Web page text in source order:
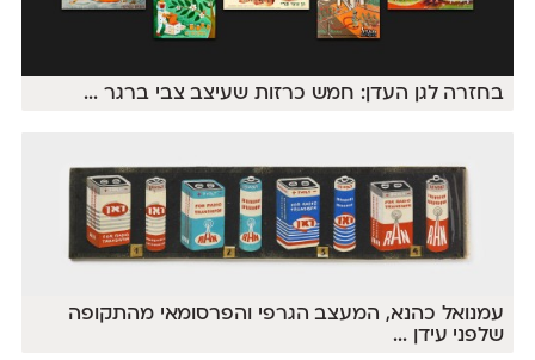
בחזרה לגן העדן: חמש כרזות שעיצב צבי ברגר...
עמנואל כהנא, המעצב הגרפי והפרסומאי מהתקופה
שלפני עידן ...